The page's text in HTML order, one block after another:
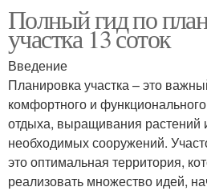
Полный гид по
участка 13 соток
Введение
Планировка участка – это
комфортного и
отдыха, выращивания растений
необходимых сооружений.
это оптимальная территория,
реализовать множество идей,